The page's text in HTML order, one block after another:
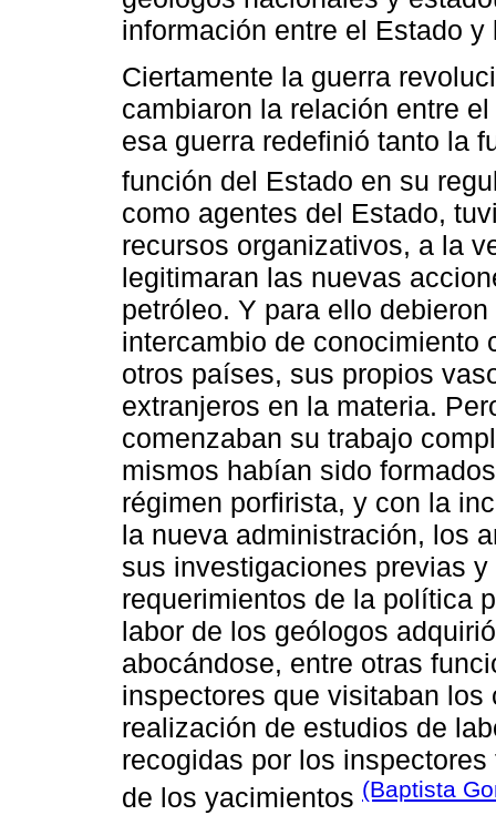
información entre el Estado
Ciertamente la guerra
cambiaron la relación entre
esa guerra redefinió tanto la
función del Estado en su
como agentes del Estado,
recursos organizativos, a la
legitimaran las nuevas
petróleo. Y para ello
intercambio de conocimiento
otros países, sus propios
extranjeros en la materia.
comenzaban su trabajo
mismos habían sido
régimen porfirista, y con la
la nueva administración, los
sus investigaciones previas
requerimientos de la política
labor de los geólogos
abocándose, entre otras
inspectores que visitaban
realización de estudios de
recogidas por los
de los yacimientos (Baptista